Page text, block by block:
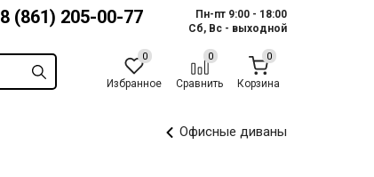
8 (861) 205-00-77
Пн-пт 9:00 - 18:00
Сб, Вс - выходной
Избранное Сравнить Корзина
Офисные диваны